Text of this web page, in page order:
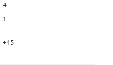
4
1
+45